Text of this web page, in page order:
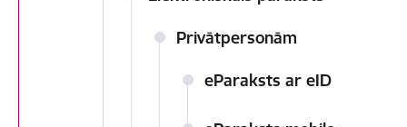
Privātpersonām
eParaksts ar eID